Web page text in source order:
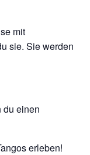
mit
sie. Sie werden
du einen
erleben!